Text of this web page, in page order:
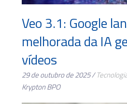
Veo 3.1: Google
melhorada da IA
vídeos
29 de outubro de 2025 /
Krypton BPO